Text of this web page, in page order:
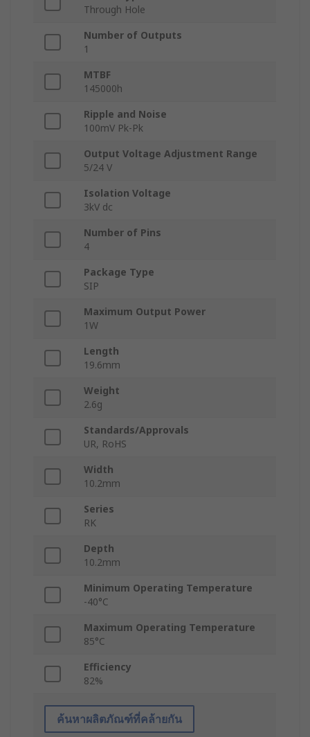
Through Hole
Number of Outputs
1
MTBF
145000h
Ripple and Noise
100mV Pk-Pk
Output Voltage Adjustment Range
5/24 V
Isolation Voltage
3kV dc
Number of Pins
4
Package Type
SIP
Maximum Output Power
1W
Length
19.6mm
Weight
2.6g
Standards/Approvals
UR, RoHS
Width
10.2mm
Series
RK
Depth
10.2mm
Minimum Operating Temperature
-40°C
Maximum Operating Temperature
85°C
Efficiency
82%
ค้นหาผลิตภัณฑ์ที่คล้ายกัน